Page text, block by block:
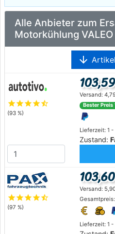
Alle Anbieter zum
Motorkühlung
arrow_downward
starstarstarstarstar_half
(93 %)
Lieferzeit: 1
Zustand:
Versand:
Bester Preis
starstarstarstarstar_half
(97 %)
Lieferzeit: 1
Versand: